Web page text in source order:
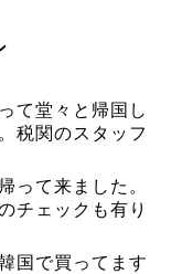
て堂々と帰国し
税関のスタッフ
って来ました。
チェックも有り
国で買ってます